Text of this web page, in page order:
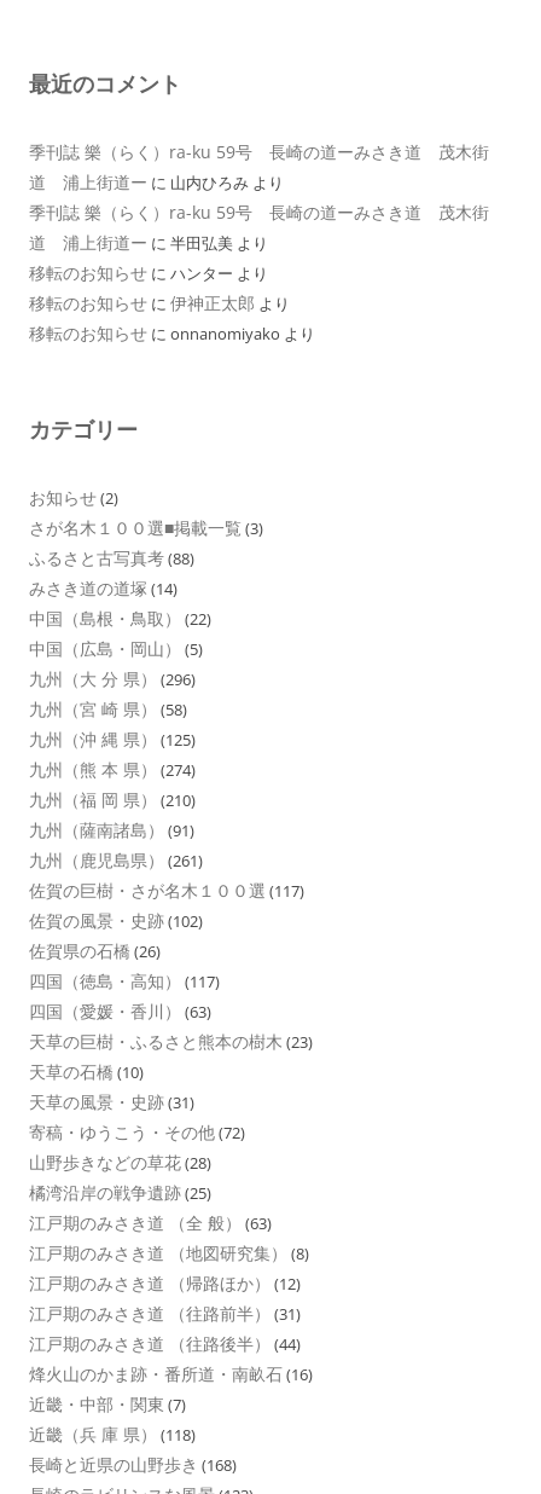
最近のコメント
季刊誌 樂（らく）ra-ku 59号 長崎の道ーみさき道 茂木街
道 浦上街道ー に 山内ひろみ より
季刊誌 樂（らく）ra-ku 59号 長崎の道ーみさき道 茂木街
道 浦上街道ー に 半田弘美 より
移転のお知らせ に ハンター より
移転のお知らせ に 伊神正太郎 より
移転のお知らせ に onnanomiyako より
カテゴリー
お知らせ(2)
さが名木１００選■掲載一覧 (3)
ふるさと古写真考(88)
みさき道の道塚 (14)
中国（島根・鳥取） (22)
中国（広島・岡山） (5)
九州（大 分 県） (296)
九州（宮 崎 県） (58)
九州（沖 縄 県） (125)
九州（熊 本 県） (274)
九州（福 岡 県） (210)
九州（薩南諸島） (91)
九州（鹿児島県） (261)
佐賀の巨樹・さが名木１００選 (117)
佐賀の風景・史跡(102)
佐賀県の石橋 (26)
四国（徳島・高知） (117)
四国（愛媛・香川） (63)
天草の巨樹・ふるさと熊本の樹木 (23)
天草の石橋 (10)
天草の風景・史跡(31)
寄稿・ゆうこう・その他(72)
山野歩きなどの草花(28)
橘湾沿岸の戦争遺跡(25)
江戸期のみさき道 （全 般） (63)
江戸期のみさき道 （地図研究集） (8)
江戸期のみさき道 （帰路ほか） (12)
江戸期のみさき道 （往路前半） (31)
江戸期のみさき道 （往路後半） (44)
烽火山のかま跡・番所道・南畝石(16)
近畿・中部・関東 (7)
近畿（兵 庫 県） (118)
長崎と近県の山野歩き (168)